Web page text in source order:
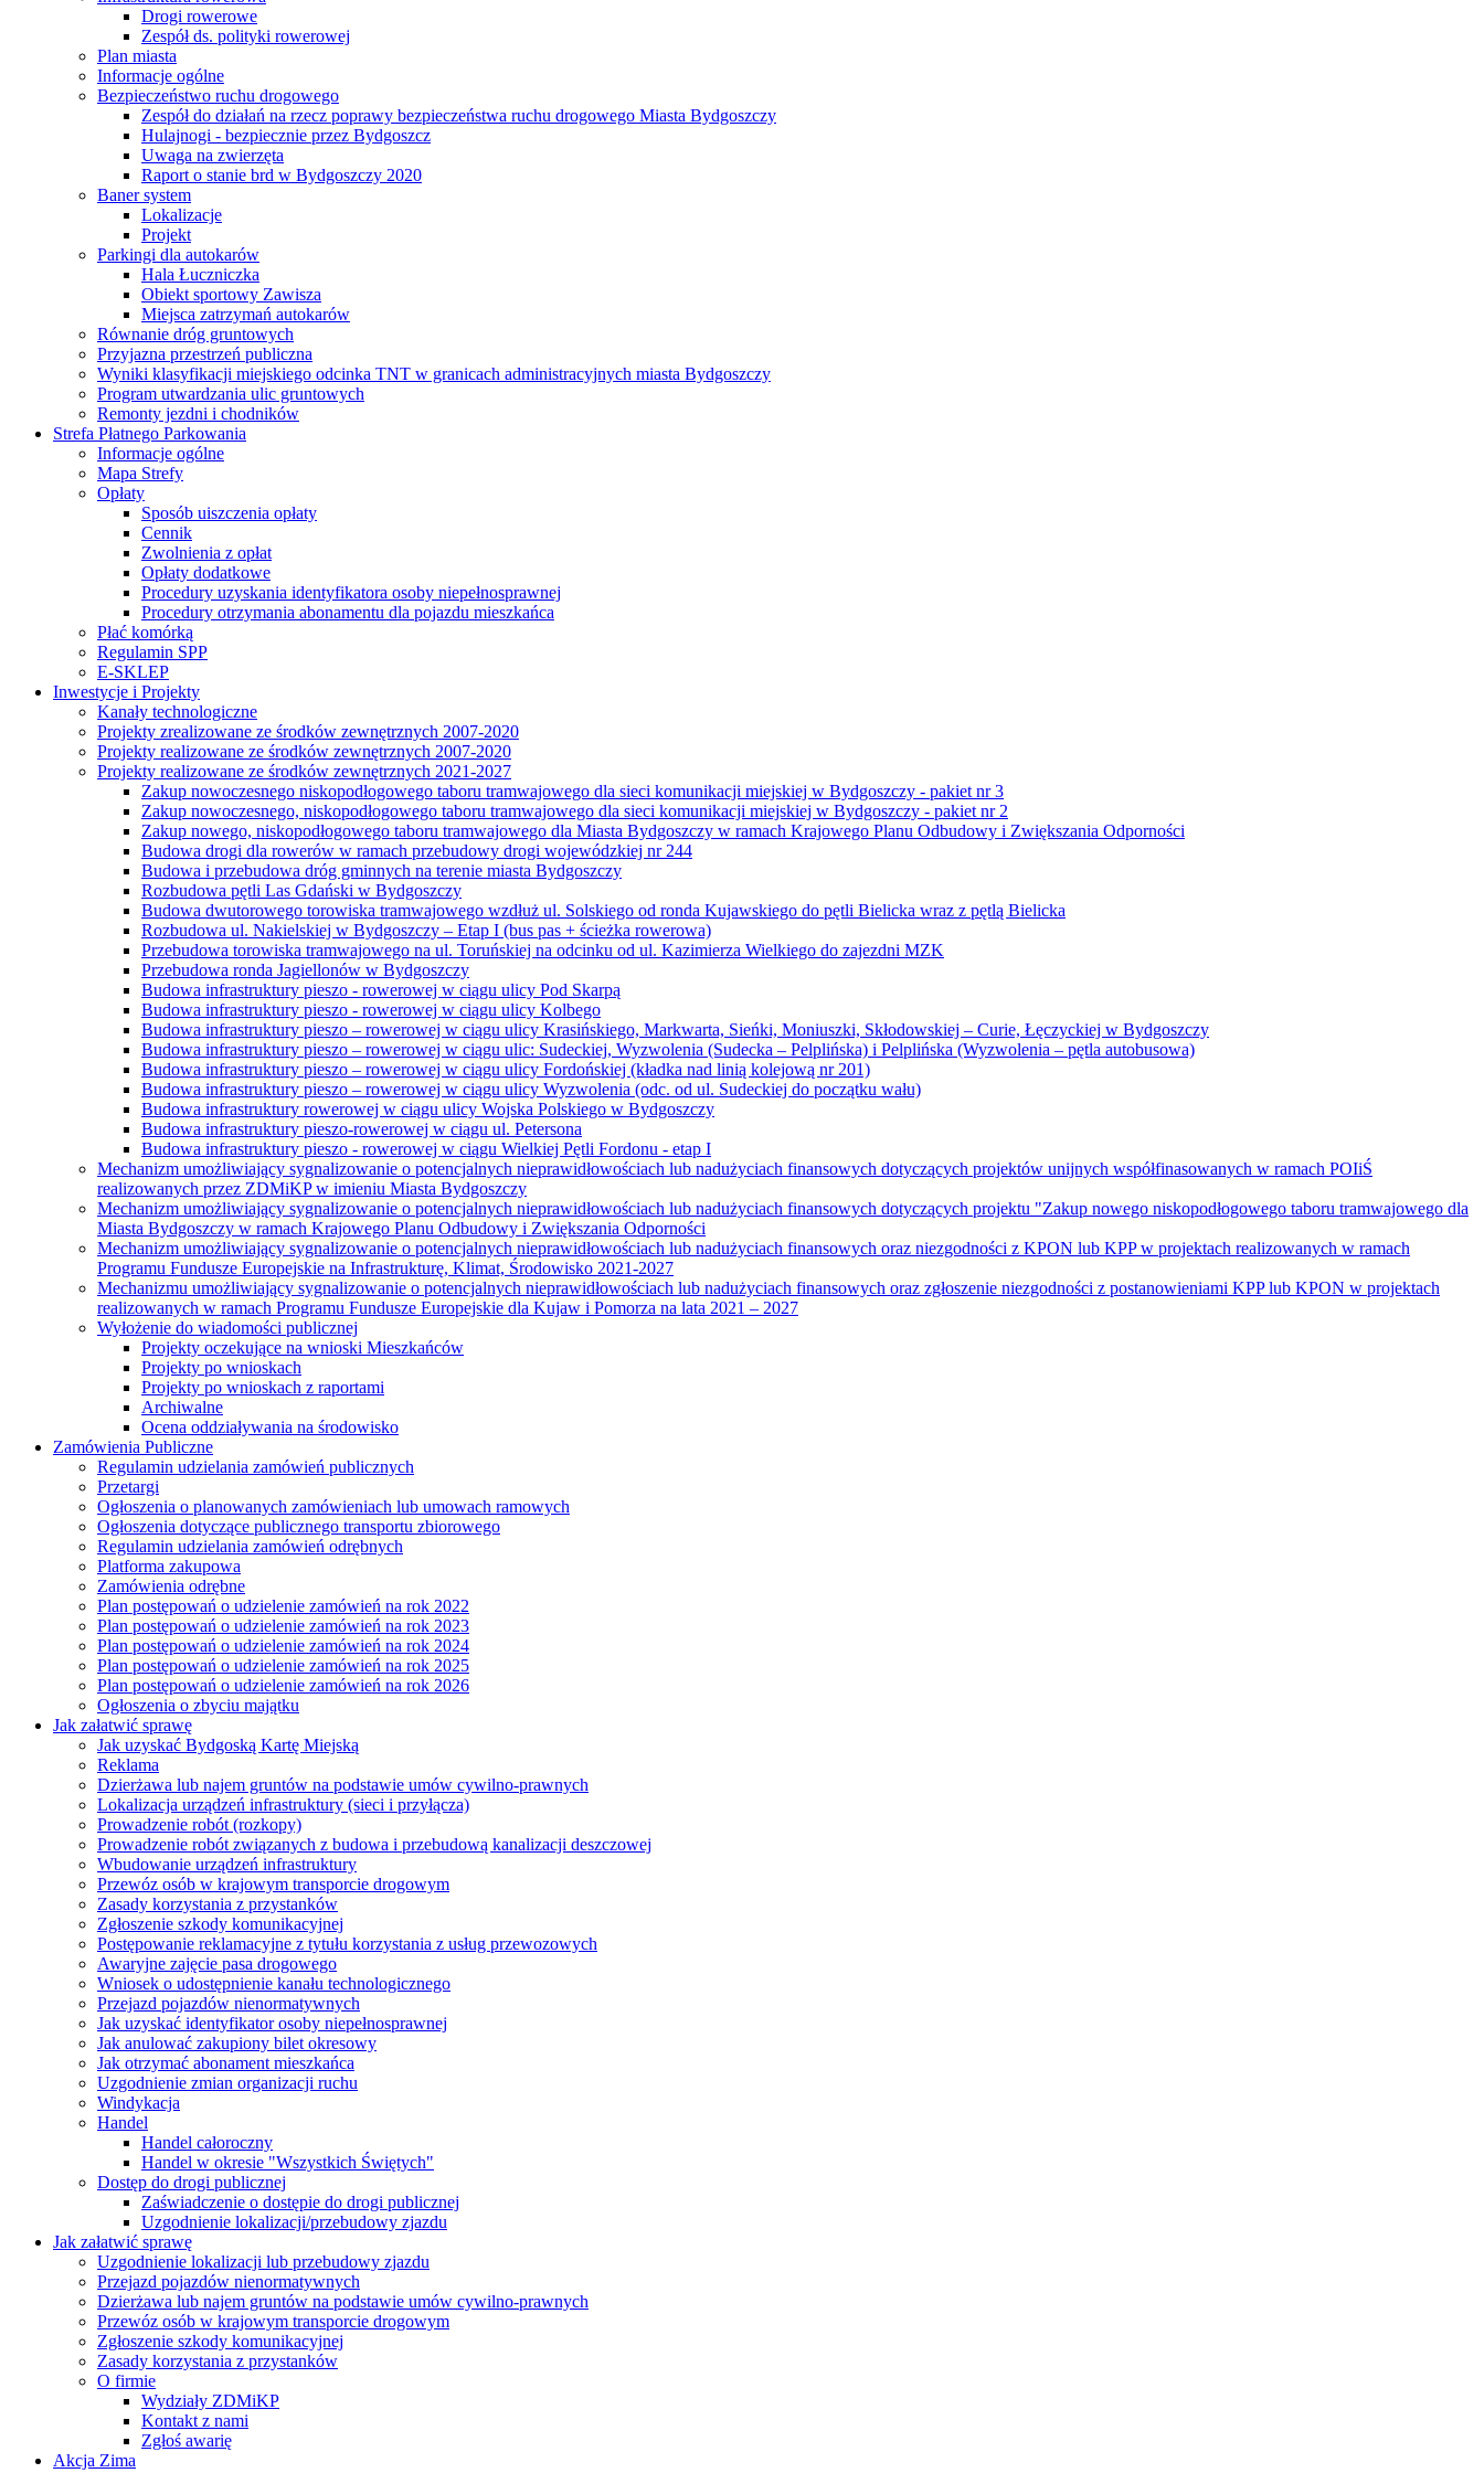
Drogi rowerowe
Zespół ds. polityki rowerowej
Plan miasta
Informacje ogólne
Bezpieczeństwo ruchu drogowego
Zespół do działań na rzecz poprawy bezpieczeństwa ruchu drogowego Miasta Bydgoszczy
Hulajnogi - bezpiecznie przez Bydgoszcz
Uwaga na zwierzęta
Raport o stanie brd w Bydgoszczy 2020
Baner system
Lokalizacje
Projekt
Parkingi dla autokarów
Hala Łuczniczka
Obiekt sportowy Zawisza
Miejsca zatrzymań autokarów
Równanie dróg gruntowych
Przyjazna przestrzeń publiczna
Wyniki klasyfikacji miejskiego odcinka TNT w granicach administracyjnych miasta Bydgoszczy
Program utwardzania ulic gruntowych
Remonty jezdni i chodników
Strefa Płatnego Parkowania
Informacje ogólne
Mapa Strefy
Opłaty
Sposób uiszczenia opłaty
Cennik
Zwolnienia z opłat
Opłaty dodatkowe
Procedury uzyskania identyfikatora osoby niepełnosprawnej
Procedury otrzymania abonamentu dla pojazdu mieszkańca
Płać komórką
Regulamin SPP
E-SKLEP
Inwestycje i Projekty
Kanały technologiczne
Projekty zrealizowane ze środków zewnętrznych 2007-2020
Projekty realizowane ze środków zewnętrznych 2007-2020
Projekty realizowane ze środków zewnętrznych 2021-2027
Zakup nowoczesnego niskopodłogowego taboru tramwajowego dla sieci komunikacji miejskiej w Bydgoszczy - pakiet nr 3
Zakup nowoczesnego, niskopodłogowego taboru tramwajowego dla sieci komunikacji miejskiej w Bydgoszczy - pakiet nr 2
Zakup nowego, niskopodłogowego taboru tramwajowego dla Miasta Bydgoszczy w ramach Krajowego Planu Odbudowy i Zwiększania Odporności
Budowa drogi dla rowerów w ramach przebudowy drogi wojewódzkiej nr 244
Budowa i przebudowa dróg gminnych na terenie miasta Bydgoszczy
Rozbudowa pętli Las Gdański w Bydgoszczy
Budowa dwutorowego torowiska tramwajowego wzdłuż ul. Solskiego od ronda Kujawskiego do pętli Bielicka wraz z pętlą Bielicka
Rozbudowa ul. Nakielskiej w Bydgoszczy – Etap I (bus pas + ścieżka rowerowa)
Przebudowa torowiska tramwajowego na ul. Toruńskiej na odcinku od ul. Kazimierza Wielkiego do zajezdni MZK
Przebudowa ronda Jagiellonów w Bydgoszczy
Budowa infrastruktury pieszo - rowerowej w ciągu ulicy Pod Skarpą
Budowa infrastruktury pieszo - rowerowej w ciągu ulicy Kolbego
Budowa infrastruktury pieszo – rowerowej w ciągu ulicy Krasińskiego, Markwarta, Sieńki, Moniuszki, Skłodowskiej – Curie, Łęczyckiej w Bydgoszczy
Budowa infrastruktury pieszo – rowerowej w ciągu ulic: Sudeckiej, Wyzwolenia (Sudecka – Pelplińska) i Pelplińska (Wyzwolenia – pętla autobusowa)
Budowa infrastruktury pieszo – rowerowej w ciągu ulicy Fordońskiej (kładka nad linią kolejową nr 201)
Budowa infrastruktury pieszo – rowerowej w ciągu ulicy Wyzwolenia (odc. od ul. Sudeckiej do początku wału)
Budowa infrastruktury rowerowej w ciągu ulicy Wojska Polskiego w Bydgoszczy
Budowa infrastruktury pieszo-rowerowej w ciągu ul. Petersona
Budowa infrastruktury pieszo - rowerowej w ciągu Wielkiej Pętli Fordonu - etap I
Mechanizm umożliwiający sygnalizowanie o potencjalnych nieprawidłowościach lub nadużyciach finansowych dotyczących projektów unijnych współfinasowanych w ramach POIiŚ
realizowanych przez ZDMiKP w imieniu Miasta Bydgoszczy
Mechanizm umożliwiający sygnalizowanie o potencjalnych nieprawidłowościach lub nadużyciach finansowych dotyczących projektu "Zakup nowego niskopodłogowego taboru tramwajowego dla
Miasta Bydgoszczy w ramach Krajowego Planu Odbudowy i Zwiększania Odporności
Mechanizm umożliwiający sygnalizowanie o potencjalnych nieprawidłowościach lub nadużyciach finansowych oraz niezgodności z KPON lub KPP w projektach realizowanych w ramach
Programu Fundusze Europejskie na Infrastrukturę, Klimat, Środowisko 2021-2027
Mechanizmu umożliwiający sygnalizowanie o potencjalnych nieprawidłowościach lub nadużyciach finansowych oraz zgłoszenie niezgodności z postanowieniami KPP lub KPON w projektach
realizowanych w ramach Programu Fundusze Europejskie dla Kujaw i Pomorza na lata 2021 – 2027
Wyłożenie do wiadomości publicznej
Projekty oczekujące na wnioski Mieszkańców
Projekty po wnioskach
Projekty po wnioskach z raportami
Archiwalne
Ocena oddziaływania na środowisko
Zamówienia Publiczne
Regulamin udzielania zamówień publicznych
Przetargi
Ogłoszenia o planowanych zamówieniach lub umowach ramowych
Ogłoszenia dotyczące publicznego transportu zbiorowego
Regulamin udzielania zamówień odrębnych
Platforma zakupowa
Zamówienia odrębne
Plan postępowań o udzielenie zamówień na rok 2022
Plan postępowań o udzielenie zamówień na rok 2023
Plan postępowań o udzielenie zamówień na rok 2024
Plan postępowań o udzielenie zamówień na rok 2025
Plan postępowań o udzielenie zamówień na rok 2026
Ogłoszenia o zbyciu majątku
Jak załatwić sprawę
Jak uzyskać Bydgoską Kartę Miejską
Reklama
Dzierżawa lub najem gruntów na podstawie umów cywilno-prawnych
Lokalizacja urządzeń infrastruktury (sieci i przyłącza)
Prowadzenie robót (rozkopy)
Prowadzenie robót związanych z budowa i przebudową kanalizacji deszczowej
Wbudowanie urządzeń infrastruktury
Przewóz osób w krajowym transporcie drogowym
Zasady korzystania z przystanków
Zgłoszenie szkody komunikacyjnej
Postępowanie reklamacyjne z tytułu korzystania z usług przewozowych
Awaryjne zajęcie pasa drogowego
Wniosek o udostępnienie kanału technologicznego
Przejazd pojazdów nienormatywnych
Jak uzyskać identyfikator osoby niepełnosprawnej
Jak anulować zakupiony bilet okresowy
Jak otrzymać abonament mieszkańca
Uzgodnienie zmian organizacji ruchu
Windykacja
Handel
Handel całoroczny
Handel w okresie "Wszystkich Świętych"
Dostęp do drogi publicznej
Zaświadczenie o dostępie do drogi publicznej
Uzgodnienie lokalizacji/przebudowy zjazdu
Jak załatwić sprawę
Uzgodnienie lokalizacji lub przebudowy zjazdu
Przejazd pojazdów nienormatywnych
Dzierżawa lub najem gruntów na podstawie umów cywilno-prawnych
Przewóz osób w krajowym transporcie drogowym
Zgłoszenie szkody komunikacyjnej
Zasady korzystania z przystanków
O firmie
Wydziały ZDMiKP
Kontakt z nami
Zgłoś awarię
Akcja Zima